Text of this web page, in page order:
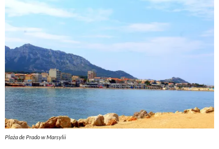
Plaża de Prado w Marsylii